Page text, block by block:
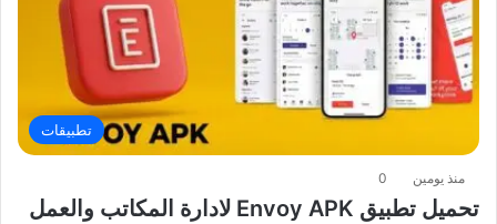
تطبيقات
منذ يومين 0
تحميل تطبيق Envoy APK لادارة المكاتب والعمل